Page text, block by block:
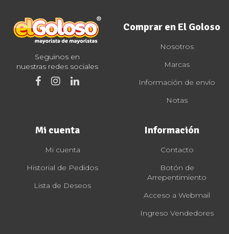
Seguinos en
nuestras redes sociales
Comprar en El Goloso
Nosotros
Marcas
Información de envío
Notas
Mi cuenta
Mi cuenta
Historial de Pedidos
Lista de Deseos
Información
Contacto
Botón de
Arrepentimiento
Acceso a Webmail
Ingreso Vendedores